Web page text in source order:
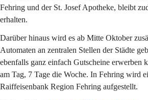
Fehring und der St. Josef Apotheke, bleibt
erhalten.
Darüber hinaus wird es ab Mitte Oktober
Automaten an zentralen Stellen der Städte
ebenfalls ganz einfach Gutscheine erwerben
am Tag, 7 Tage die Woche. In Fehring wird
Raiffeisenbank Region Fehring aufgestellt.